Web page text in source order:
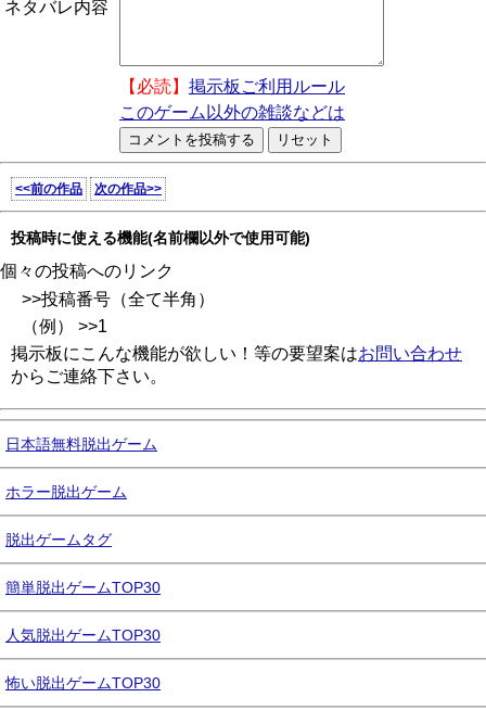
ネタバレ内容
【必読】 掲示板ご利用ルール
このゲーム以外の雑談などは
<<前の作品 次の作品>>
投稿時に使える機能(名前欄以外で使用可能)
個々の投稿へのリンク
>>投稿番号（全て半角）
（例） >>1
掲示板にこんな機能が欲しい！等の要望案はお問い合わせ
からご連絡下さい。
日本語無料脱出ゲーム
ホラー脱出ゲーム
脱出ゲームタグ
簡単脱出ゲームTOP30
人気脱出ゲームTOP30
怖い脱出ゲームTOP30